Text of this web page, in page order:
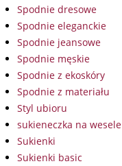
Spodnie dresowe
Spodnie eleganckie
Spodnie jeansowe
Spodnie męskie
Spodnie z ekoskóry
Spodnie z materiału
Styl ubioru
sukieneczka na wesele
Sukienki
Sukienki basic